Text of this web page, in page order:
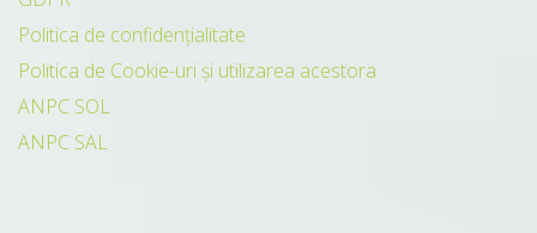
Politica de confidențialitate
Politica de Cookie-uri și utilizarea acestora
ANPC SOL
ANPC SAL